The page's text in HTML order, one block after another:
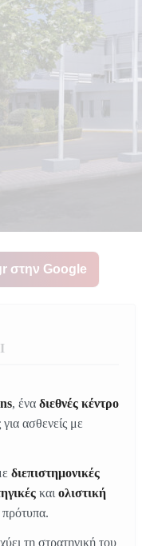
στην Google
, ένα διεθνές κέντρο
ασθενείς με
διεπιστημονικές
και ολιστική
τη στρατηγική του